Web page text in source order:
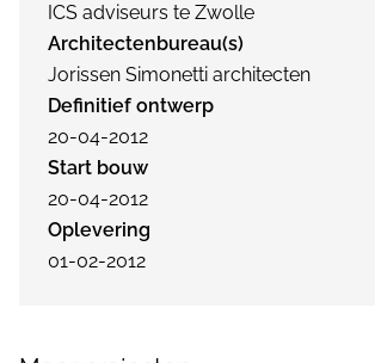
ICS adviseurs te Zwolle
Architectenbureau(s)
Jorissen Simonetti architecten
Definitief ontwerp
20-04-2012
Start bouw
20-04-2012
Oplevering
01-02-2012